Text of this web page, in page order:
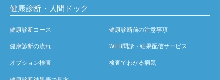
健康診断・人間ドック
健康診断コース 健康診断前の注意事項
健康診断の流れ WEB問診・結果配信サービス
オプション検査 検査でわかる病気